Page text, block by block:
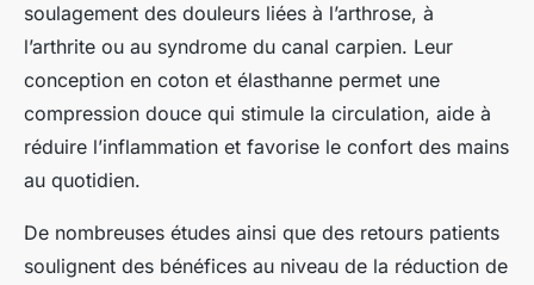
soulagement des douleurs liées à l’arthrose, à
l’arthrite ou au syndrome du canal carpien. Leur
conception en coton et élasthanne permet une
compression douce qui stimule la circulation, aide à
réduire l’inflammation et favorise le confort des mains
au quotidien.
De nombreuses études ainsi que des retours patients
soulignent des bénéfices au niveau de la réduction de